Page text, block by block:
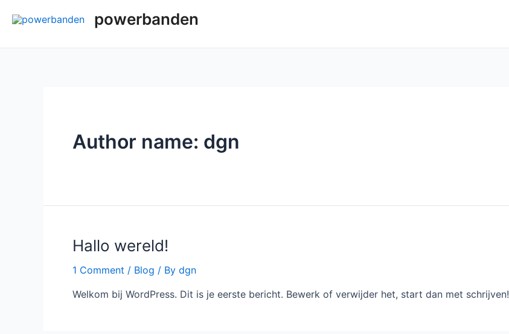
powerbanden
Author name: dgn
Hallo wereld!
1 Comment / Blog / By dgn
Welkom bij WordPress. Dit is je eerste bericht. Bewerk of verwijder het, start dan met schrijven!